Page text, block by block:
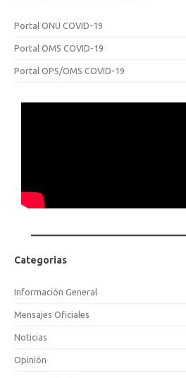
Portal ONU COVID-19
Portal OMS COVID-19
Portal OPS/OMS COVID-19
Categorias
Información General
Mensajes Oficiales
Noticias
Opinión